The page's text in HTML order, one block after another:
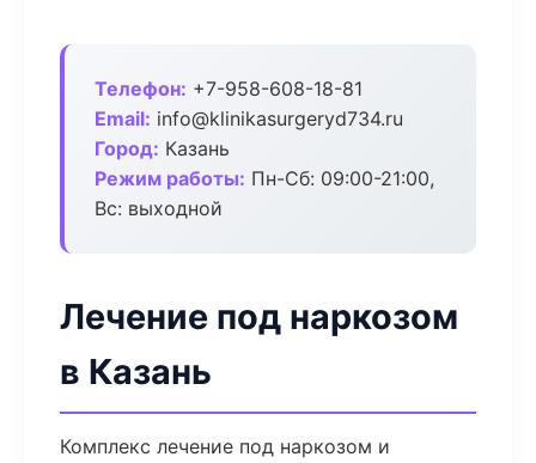
Телефон: +7-958-608-18-81
Email: info@klinikasurgeryd734.ru
Город: Казань
Режим работы: Пн-Сб: 09:00-21:00,
Вс: выходной
Лечение под наркозом
в Казань
Комплекс лечение под наркозом и